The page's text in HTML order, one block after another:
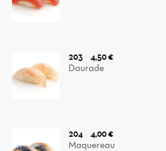
203
4,50 €
Daurade
204
4,00 €
Maquereau